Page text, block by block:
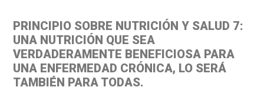
PRINCIPIO SOBRE NUTRICIÓN Y SALUD 7:
UNA NUTRICIÓN QUE SEA
VERDADERAMENTE BENEFICIOSA PARA
UNA ENFERMEDAD CRÓNICA, LO SERÁ
TAMBIÉN PARA TODAS.